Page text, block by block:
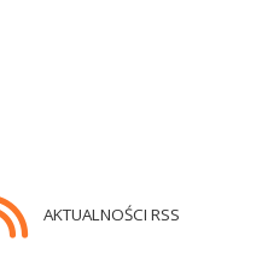
AKTUALNOŚCI RSS